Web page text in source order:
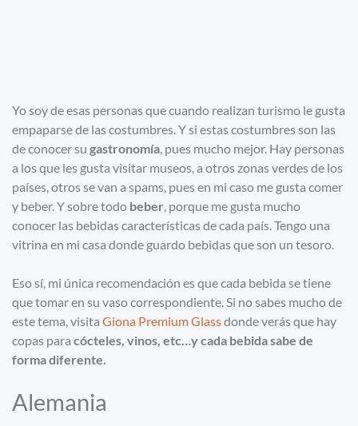
Yo soy de esas personas que cuando realizan turismo le gusta
empaparse de las costumbres. Y si estas costumbres son las
de conocer su gastronomía , pues mucho mejor. Hay personas
a los que les gusta visitar museos, a otros zonas verdes de los
países, otros se van a spams, pues en mi caso me gusta comer
y beber. Y sobre todo beber , porque me gusta mucho
conocer las bebidas características de cada país. Tengo una
vitrina en mi casa donde guardo bebidas que son un tesoro.
Eso sí, mi única recomendación es que cada bebida se tiene
que tomar en su vaso correspondiente. Si no sabes mucho de
este tema, visita Giona Premium Glassdonde verás que hay
copas para cócteles, vinos, etc…y cada bebida sabe de
forma diferente.
Alemania